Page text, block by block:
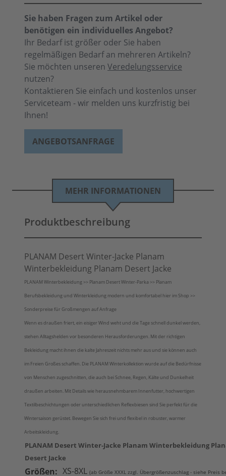
Sie haben Fragen zum Artikel oder
benötigen ein individuelles Angebot?
Ihr Bedarf ist größer oder Sie haben
regelmäßigen Bedarf an mehreren Artikeln?
Sie möchten unseren Veredelungsservice
nutzen?
Kontaktieren Sie einfach und kostenlos unser
Serviceteam - wir melden uns kurzfristig bei
Ihnen!
ANGEBOTSANFRAGE
MEHR INFORMATIONEN
Produktbeschreibung
PLANAM Desert Winter-Jacke Planam
Winterbekleidung Planam Desert Jacke
PLANAM Winterbekleidung >> Planam Desert Winter-Parka >> Planam
Berufsbekleidung und Winterkleidung modern und komfortabel hier im Shop >>
Sonderpreise für Großmengen auf Anfrage
Wenn es draußen friert, ein eisiger Wind weht und die Tage schnell dunkel werden,
stehen Alltagshelden vor besonderen Herausforderungen. Mit der richtigen
Bekleidung macht ihnen die kalte Jahreszeit nichts mehr aus und sie können auch
im Freien Großes schaffen. Die PLANAM Winterkollektion wurde auf die Bedürfnisse
von Menschen zugeschnitten, die auch bei Schnee, Regen, Kälte und Dunkelheit
draußen arbeiten. Mit Details wie herausnehmbarem Innenfutter, hochwertigen
Textilbeschichtungen oder unterschiedlichen Reflexbiesen sind Sie perfekt für die
Wintersaison gerüstet. Bewegen Sie sich frei und flexibel in robuster, warmer
Arbeitskleidung.
PLANAM Desert Winter-Jacke Planam Winterbekleidung
Desert Jacke
Größen: XS-8XL (ab Größe XXXL zzgl. Übergrößenzuschlag - siehe Preis